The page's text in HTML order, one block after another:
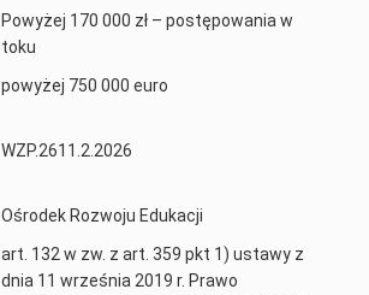
Powyżej 170 000 zł – postępowania w
toku
powyżej 750 000 euro
WZP.2611.2.2026
Ośrodek Rozwoju Edukacji
art. 132 w zw. z art. 359 pkt 1) ustawy z
dnia 11 września 2019 r. Prawo